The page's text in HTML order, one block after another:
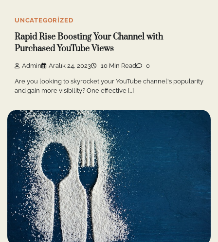
UNCATEGORIZED
Rapid Rise Boosting Your Channel with
Purchased YouTube Views
Admin Aralık 24, 2023 10 Min Read 0
Are you looking to skyrocket your YouTube channel's popularity
and gain more visibility? One effective […]